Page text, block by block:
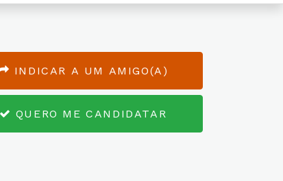
INDICAR A UM AMIGO(A)
QUERO ME CANDIDATAR